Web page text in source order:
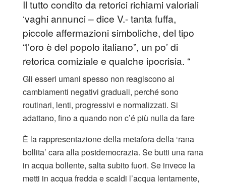
Il tutto condito da retorici richiami valoriali
‘vaghi annunci – dice V.- tanta fuffa,
piccole affermazioni simboliche, del tipo
“l’oro è del popolo italiano”, un po’ di
retorica comiziale e qualche ipocrisia. “
Gli esseri umani spesso non reagiscono ai
cambiamenti negativi graduali, perché sono
routinari, lenti, progressivi e normalizzati. Si
adattano, fino a quando non c’é più nulla da fare
È la rappresentazione della metafora della ‘rana
bollita’ cara alla postdemocrazia. Se butti una rana
in acqua bollente, salta subito fuori. Se invece la
metti in acqua fredda e scaldi l’acqua lentamente,